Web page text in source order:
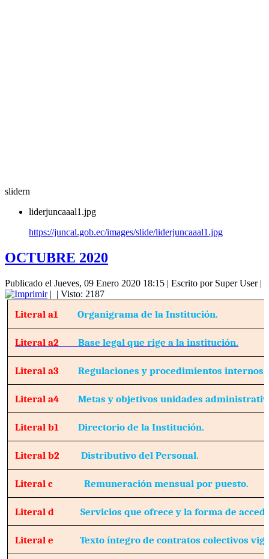
slidern
liderjuncaaal1.jpg
https://juncal.gob.ec/images/slide/liderjuncaaal1.jpg
OCTUBRE 2020
Publicado el Jueves, 09 Enero 2020 18:15 | Escrito por Super User|
| | Visto: 2187
Literal a1Organigrama de la Institución.
Literal a2Base legal que rige a la institución.
Literal a3Regulaciones y procedimientos internos.
Literal a4Metas y objetivos unidades
Literal b1Directorio de la Institución.
Literal b2Distributivo del Personal.
Literal c Remuneración mensual por puesto.
Literal dServicios que ofrece y la forma de
Literal eTexto íntegro de contratos colectivos